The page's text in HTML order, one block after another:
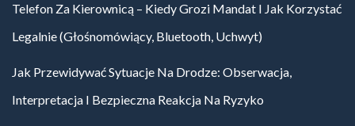
Telefon Za Kierownicą – Kiedy Grozi Mandat I Jak Korzystać
Legalnie (głośnomówiący, Bluetooth, Uchwyt)
Jak Przewidywać Sytuacje Na Drodze: Obserwacja,
Interpretacja I Bezpieczna Reakcja Na Ryzyko